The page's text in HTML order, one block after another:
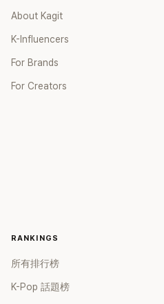
About Kagit
K-Influencers
For Brands
For Creators
RANKINGS
所有排行榜
K-Pop 話題榜